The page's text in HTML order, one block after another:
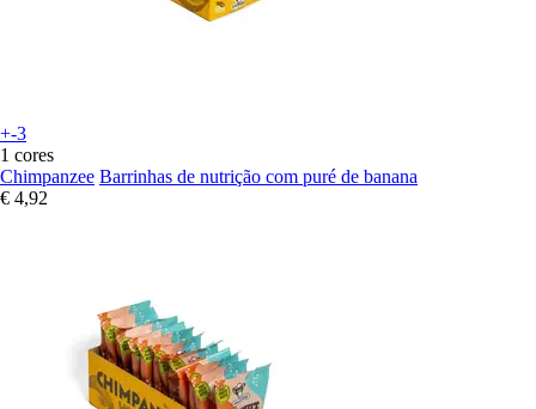
+-3
1 cores
Chimpanzee Barrinhas de nutrição com puré de banana
€ 4,92